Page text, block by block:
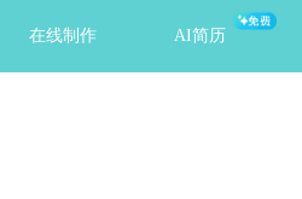
在线制作 AI简历
免费